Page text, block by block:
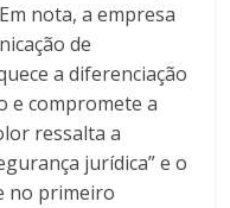
nota, a empresa
de
a diferenciação
e compromete a
ressalta a
jurídica” e o
no primeiro